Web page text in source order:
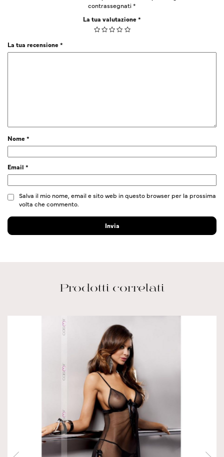
contrassegnati*
La tua valutazione*
La tua recensione*
Nome*
Email *
Salva il mio nome, email e sito web in questo browser per la prossima
volta che commento.
Prodotti correlati